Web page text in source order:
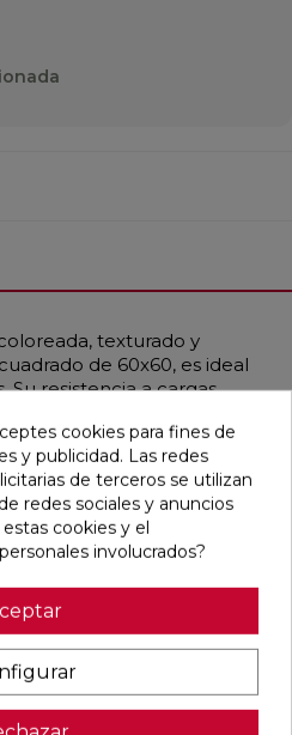
texturado y
de 60x60, es ideal
resistencia a cargas
es fácil de instalar y limpiar.
que combina toques
emula la apariencia de la
taupe.
puede interesar
cookies para fines de
y publicidad. Las redes
de terceros se utilizan
redes sociales y anuncios
cookies y el
involucrados?